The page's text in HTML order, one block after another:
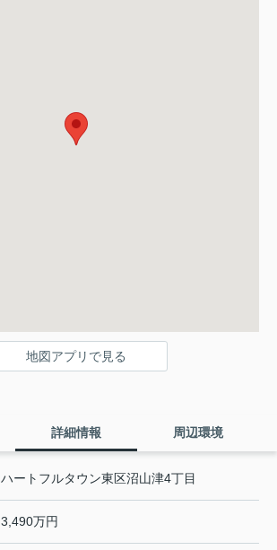
地図アプリで見る
詳細情報 周辺環境
ハートフルタウン東区沼山津4丁目
3,490万円